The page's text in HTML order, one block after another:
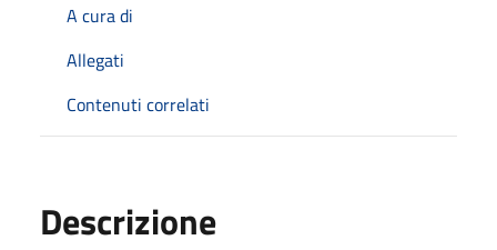
A cura di
Allegati
Contenuti correlati
Descrizione